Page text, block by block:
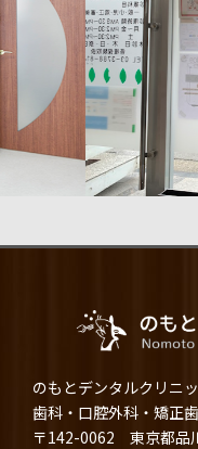
のもとデンタルクリニ
歯科・口腔外科・矯正
〒142-0062 東京都品